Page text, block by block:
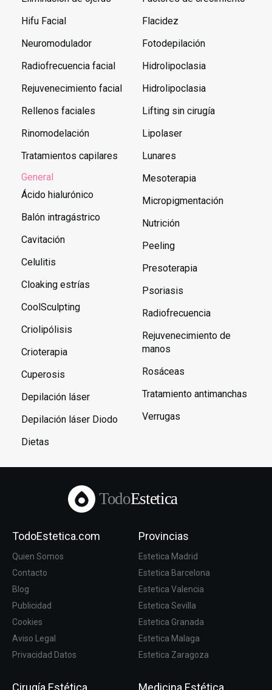
Hifu Facial
Neuromodulador
Radiofrecuencia facial
Rejuvenecimiento facial
Rellenos faciales
Rinomodelación
Tratamientos capilares
General
Ácido hialurónico
Balón intragástrico
Cavitación
Celulitis
Cloaking estrías
CoolSculpting
Criolipólisis
Crioterapia
Cuperosis
Depilación láser
Depilación láser Diodo
Dietas
Flacidez
Fotodepilación
Hidrolipoclasia
Hidrolipoclasia
Lifting sin cirugía
Lipolaser
Lunares
Mesoterapia
Micropigmentación
Nutrición
Peeling
Presoterapia
Psoriasis
Radiofrecuencia
Rejuvenecimiento de
manos
Rosáceas
Tratamiento antimanchas
Verrugas
TodoEstetica
TodoEstetica.com
Quien Somos
Contacto
Blog
Publicidad
Cookies
Aviso Legal
Privacidad Datos
Provincias
Estetica Madrid
Estetica Barcelona
Estetica Valencia
Estetica Sevilla
Estetica Granada
Estetica Malaga
Estetica Zaragoza